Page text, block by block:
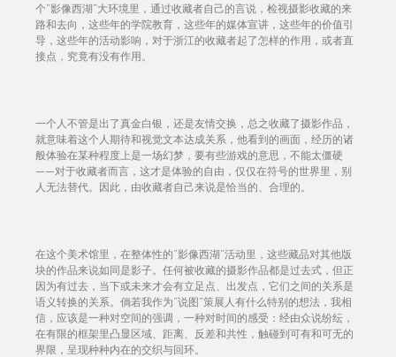
个“影像西湖”大环境里，通过收藏者自己的言说，检视摄影收藏的来
路和去向，这些年的学院教育，这些年的媒体宣讲，这些年的价值引
导，这些年的活动影响，对于浙江的收藏者起了怎样的作用，或者直
接点，究竟有没有作用。
一个人不管是出了真金白银，还是友情交换，总之收藏了摄影作品，
就意味着这个人期待和视觉文本达成关系，他看到的画面，经历的诸
般体验在某种程度上是一场幻梦，要有些游戏的意思，不能太僵硬
——对于收藏者而言，这才是体验的自由，仅仅在符号的世界里，别
人无法替代。因此，由收藏者自己来说是恰当的、合理的。
在这个美术馆里，在整体性的“影像西湖”活动里，这些藏品对其他版
块的作品来说如同是影子。任何被收藏的摄影作品都是过去式，但正
因为有过去，当下或未来才会有立足点、出发点，它们之间的关系是
语义转换的关系。倘若我作为“说图”策展人有什么特别的想法，我相
信，应该是一种对空间的强调，一种对时间的感受：经由众说纷纭，
在有限的框架里凸显区域、距离、反差和共性，触碰到可有和可无的
界限，呈现种种内在的交织与回环。